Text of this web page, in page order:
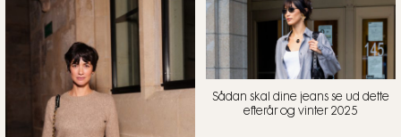
Sådan skal dine jeans se ud dette
efterår og vinter 2025